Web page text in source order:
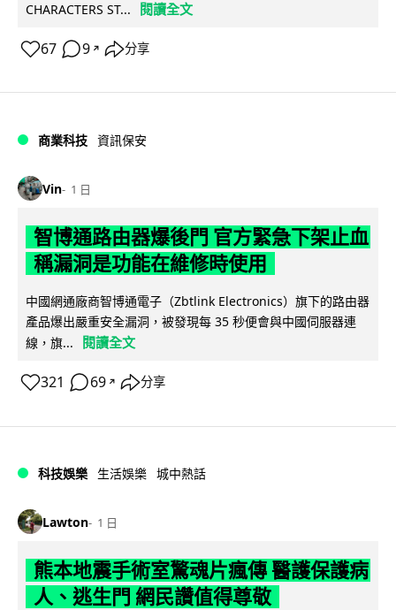
CHARACTERS ST...
閱讀全文
67 9 ↗ 分享
商業科技 資訊保安
Vin 1 日
智博通路由器爆後門 官方緊急下架止血
稱漏洞是功能在維修時使用
中國網通廠商智博通電子（Zbtlink Electronics）旗下的路由器
產品爆出嚴重安全漏洞，被發現每 35 秒便會與中國伺服器連
線，旗...
閱讀全文
321 69 ↗ 分享
科技娛樂 生活娛樂 城中熱話
Lawton 1 日
熊本地震手術室驚魂片瘋傳 醫護保護病
人、逃生門 網民讚值得尊敬